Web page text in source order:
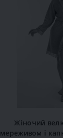
Жіночий
мереживом і